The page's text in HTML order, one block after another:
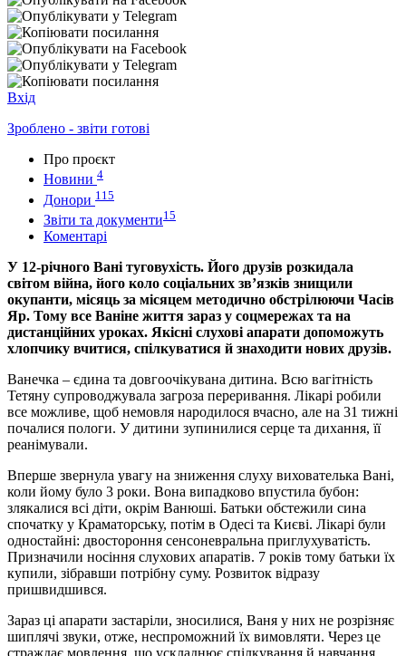
Вхід
Зроблено - звіти готові
Про проєкт
Новини 4
Донори 115
Звіти та документи15
Коментарі
У 12-річного Вані туговухість. Його друзів розкидала
світом війна, його коло соціальних зв’язків знищили
окупанти, місяць за місяцем методично обстрілюючи Часів
Яр. Тому все Ваніне життя зараз у соцмережах та на
дистанційних уроках. Якісні слухові апарати допоможуть
хлопчику вчитися, спілкуватися й знаходити нових друзів.
Ванечка – єдина та довгоочікувана дитина. Всю вагітність
Тетяну супроводжувала загроза переривання. Лікарі робили
все можливе, щоб немовля народилося вчасно, але на 31 тижні
почалися пологи. У дитини зупинилися серце та дихання, її
реанімували.
Вперше звернула увагу на зниження слуху вихователька Вані,
коли йому було 3 роки. Вона випадково впустила бубон:
злякалися всі діти, окрім Ванюші. Батьки обстежили сина
спочатку у Краматорську, потім в Одесі та Києві. Лікарі були
одностайні: двостороння сенсоневральна приглухуватість.
Призначили носіння слухових апаратів. 7 років тому батьки їх
купили, зібравши потрібну суму. Розвиток відразу
пришвидшився.
Зараз ці апарати застаріли, зносилися, Ваня у них не розрізняє
шиплячі звуки, отже, неспроможний їх вимовляти. Через це
страждає мовлення, що ускладнює спілкування й навчання.